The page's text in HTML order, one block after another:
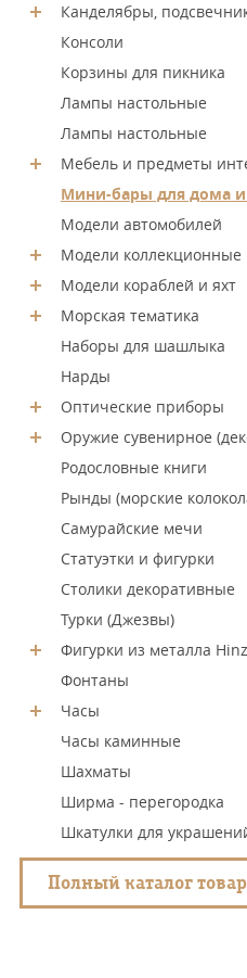
Канделябры,
Консоли
Корзины для пикника
Лампы настольные
Лампы настольные
Мебель и предметы
Мини-бары для дома
Модели автомобилей
Модели коллекционные
Модели кораблей и яхт
Морская тематика
Наборы для шашлыка
Нарды
Оптические приборы
Оружие сувенирное
Родословные книги
Рынды (морские
Самурайские мечи
Статуэтки и фигурки
Столики декоративные
Турки (Джезвы)
Фигурки из металла
Фонтаны
Часы
Часы каминные
Шахматы
Ширма - перегородка
Шкатулки для
Полный каталог